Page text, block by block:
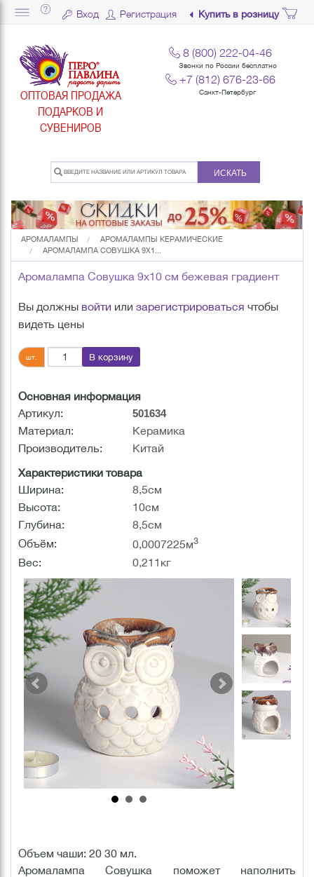
Вход Регистрация Купить в розницу
ОПТОВАЯ ПРОДАЖА
ПОДАРКОВ И
СУВЕНИРОВ
8 (800) 222-04-46
Звонки по России бесплатно
+7 (812) 676-23-66
Санкт-Петербург
ИСКАТЬ
АРОМАЛАМПЫ
АРОМАЛАМПЫ КЕРАМИЧЕСКИЕ
АРОМАЛАМПА СОВУШКА 9Х1...
Аромалампа Совушка 9х10 см бежевая градиент
Вы должны войти или зарегистрироваться чтобы
видеть цены
шт. В корзину
Основная информация
Артикул:
501634
Материал:
Керамика
Производитель:
Китай
Характеристики товара
Ширина:
8,5см
Высота:
10см
Глубина:
8,5см
Объём:
0,0007225м3
Вес: 0,211кг
Объем чаши: 20 30 мл.
Аромалампа Совушка поможет наполнить